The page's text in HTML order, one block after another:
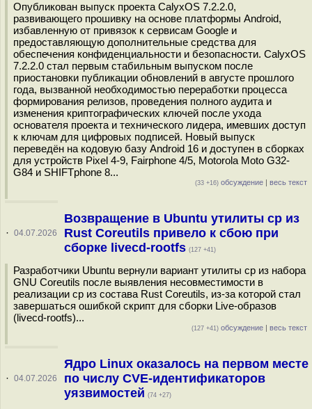
Опубликован выпуск проекта CalyxOS 7.2.2.0,
развивающего прошивку на основе платформы Android,
избавленную от привязок к сервисам Google и
предоставляющую дополнительные средства для
обеспечения конфиденциальности и безопасности. CalyxOS
7.2.2.0 стал первым стабильным выпуском после
приостановки публикации обновлений в августе прошлого
года, вызванной необходимостью переработки процесса
формирования релизов, проведения полного аудита и
изменения криптографических ключей после ухода
основателя проекта и технического лидера, имевших доступ
к ключам для цифровых подписей. Новый выпуск
переведён на кодовую базу Android 16 и доступен в сборках
для устройств Pixel 4-9, Fairphone 4/5, Motorola Moto G32-
G84 и SHIFTphone 8...
(33 +16) обсуждение | весь текст
· 04.07.2026
Возвращение в Ubuntu утилиты cp из
Rust Coreutils привело к сбою при
сборке livecd-rootfs (127 +41)
Разработчики Ubuntu вернули вариант утилиты cp из набора
GNU Coreutils после выявления несовместимости в
реализации cp из состава Rust Coreutils, из-за которой стал
завершаться ошибкой скрипт для сборки Live-образов
(livecd-rootfs)...
(127 +41) обсуждение | весь текст
· 04.07.2026
Ядро Linux оказалось на первом месте
по числу CVE-идентификаторов
уязвимостей (74 +27)